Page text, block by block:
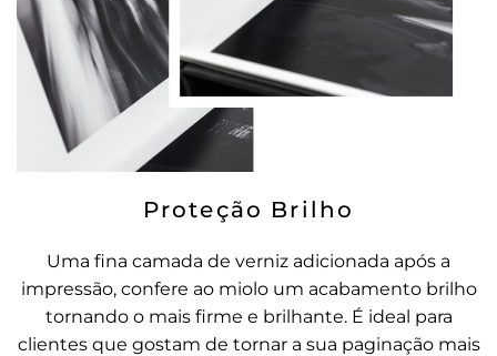
Proteção Brilho
Uma fina camada de verniz adicionada após a
impressão, confere ao miolo um acabamento brilho
tornando o mais firme e brilhante. É ideal para
clientes que gostam de tornar a sua paginação mais